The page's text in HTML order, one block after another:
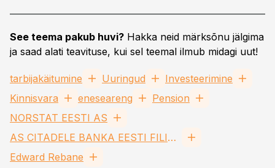
See teema pakub huvi? Hakka neid märksõnu jälgima
ja saad alati teavituse, kui sel teemal ilmub midagi uut!
tarbijakäitumine Uuringud
Investeerimine
Kinnisvara
eneseareng
Pension
NORSTAT EESTI AS
AS CITADELE BANKA EESTI FILIAAL FIL
Edward Rebane